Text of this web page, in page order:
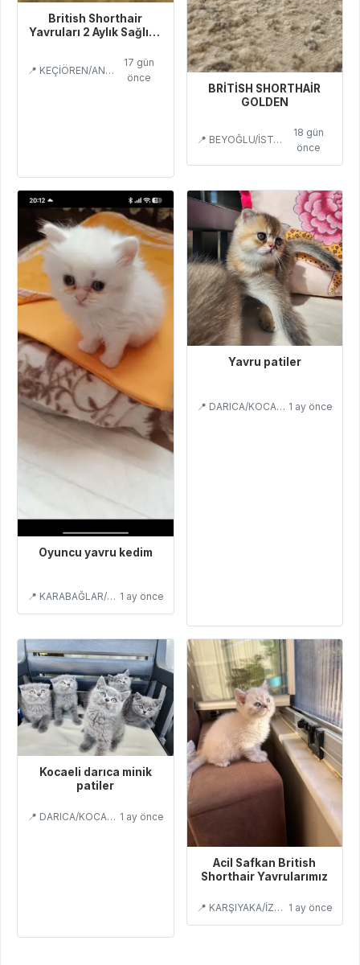
British Shorthair
Yavruları 2 Aylık Sağlıklı
📍 KEÇİÖREN/ANKARA
17 gün
önce
BRİTİSH SHORTHAİR
GOLDEN
📍 BEYOĞLU/İSTANBUL
18 gün
önce
Oyuncu yavru kedim
📍 KARABAĞLAR/İZMİR 1 ay önce
Yavru patiler
📍 DARICA/KOCAELİ 1 ay önce
Kocaeli darıca minik
patiler
📍 DARICA/KOCAELİ 1 ay önce
Acil Safkan British
Shorthair Yavrularımız
📍 KARŞIYAKA/İZMİR 1 ay önce